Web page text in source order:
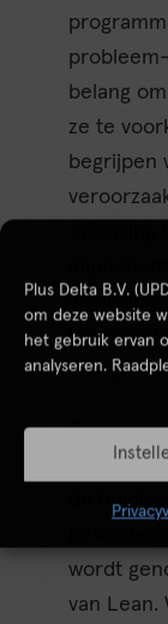
Plus Delta B.V.
om deze website
het gebruik ervan
analyseren.
belang
ze te
begrijpen
en
Dit geldt
de
wordt
van Lean.